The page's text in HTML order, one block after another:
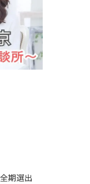
期選出